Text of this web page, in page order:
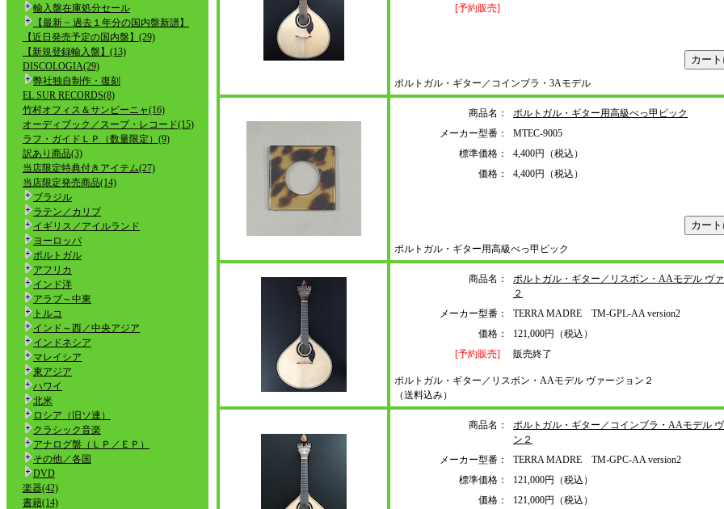
輸入盤在庫処分セール
【最新 ~ 過去１年分の国内盤新譜】
【近日発売予定の国内盤】(29)
【新規登録輸入盤】(13)
DISCOLOGIA(29)
弊社独自制作・復刻
EL SUR RECORDS(8)
竹村オフィス＆サンビーニャ(16)
オーディブック／スープ・レコード(15)
ラフ・ガイドＬＰ（数量限定）(9)
訳あり商品(3)
当店限定特典付きアイテム(27)
当店限定発売商品(14)
ブラジル
ラテン／カリブ
イギリス／アイルランド
ヨーロッパ
ポルトガル
アフリカ
インド洋
アラブ～中東
トルコ
インド～西／中央アジア
インドネシア
マレイシア
東アジア
ハワイ
北米
ロシア（旧ソ連）
クラシック音楽
アナログ盤（ＬＰ／ＥＰ）
その他／各国
DVD
楽器(42)
書籍(14)
[予約販売]
ポルトガル・ギター／コインブラ・3Aモデル
商品名：
ポルトガル・ギター用高級べっ甲ピック
メーカー型番：
MTEC-9005
標準価格：
4,400円（税込）
価格：
4,400円（税込）
ポルトガル・ギター用高級べっ甲ピック
商品名：
ポルトガル・ギター／リスボン・AAモデル ヴ
２
メーカー型番：
TERRA MADRE TM-GPL-AA version2
価格：
121,000円（税込）
[予約販売]
販売終了
ポルトガル・ギター／リスボン・AAモデル ヴァージョン２
（送料込み）
商品名：
ポルトガル・ギター／コインブラ・AAモデル
ン２
メーカー型番：
TERRA MADRE TM-GPC-AA version2
標準価格：
121,000円（税込）
価格：
121,000円（税込）